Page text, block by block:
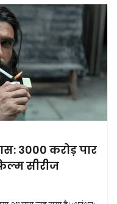
3000 करोड़ पार
सीरीज